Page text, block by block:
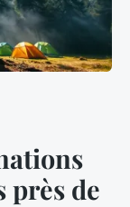
près de